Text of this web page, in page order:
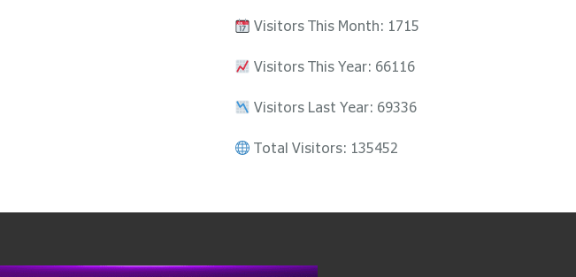
Visitors This Month: 1715
Visitors This Year: 66116
Visitors Last Year: 69336
Total Visitors: 135452